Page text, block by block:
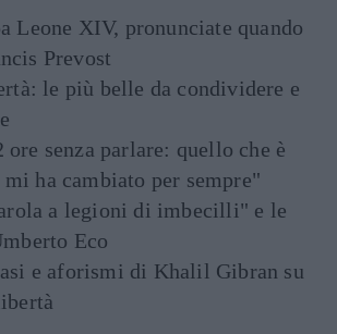
Leone XIV, pronunciate quando
Prevost
le più belle da condividere e
senza parlare: quello che è
mi ha cambiato per sempre"
a legioni di imbecilli" e le
Eco
e aforismi di Khalil Gibran su